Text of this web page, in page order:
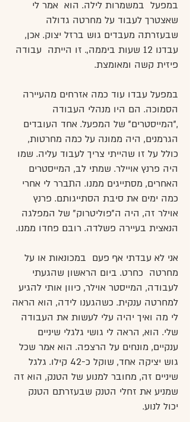
במפעל במשמרות לילה. הוא אמר לי
שאצטרך לעבוד על מחרטה גדולה
שבעזרתה מעבדים גוש ברזל יצוק. אכן,
עבדנו 12 שעות ביממה,. זו הייתה עבודה
פיזית קשה ומאומצת.
במפעל עבדו עוד כמה אזרחים מהעיירה
הסמוכה. הם היו מנהלי העבודה
,"המייסטרים" של המפעל. אחד העובדים
הגרמנים, היה ממונה על כמה מחרטות,
כולל על זו שהייתי צריך לעבוד עליה. שמו
היה פרנץ אויילר. שמתי לב, המייסטרים
האחרים, מסתייגים ממנו. התברר לי אחרי
כמה ימים את סיבת הסתייגותם. פרנץ
אוילר זה, היה ה"פוליטרוק" של המפלגה
הנאצית בעיירה פשלדה. רובם פחדו ממנו.
אני לא עבדתי אף פעם במכונאות או על
מחרטה כחרט. ביום הראשון שהגעתי
לעבודה, המייסטר אוילר, כיוון אותי להגיע
למחרטה ענקית. כשהגענו לידה, הוא הראה
לי מה ואיך יהיה עלי לעשות את העבודה
שלי. הוא, הראה לי גושי גלגלי שיניים
ענקיים, מונחים על הרצפה. הוא אמר שכל
גוש יציקה אחד, שוקל כ-42 קילו. גלגל
שיניים זה, מחובר למנוע של הטנק, הוא זה
שמניע את זחלי הטנק שבעזרתם הטנק
יכול לנוע.